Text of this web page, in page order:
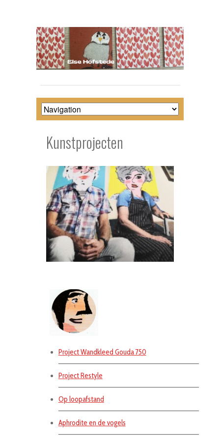
Kunstbedrijf Else Hofstede
Kunstprojecten
Project Wandkleed Gouda 750
———————————————————————————————–
Project Restyle
———————————————————————————————–
Op loopafstand
———————————————————————————————–
Aphrodite en de vogels
———————————————————————————————–